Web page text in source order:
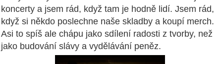
koncerty a jsem rád, když tam je hodně lidí. Jsem rád,
když si někdo poslechne naše skladby a koupí merch.
Asi to spíš ale chápu jako sdílení radosti z tvorby, než
jako budování slávy a vydělávání peněz.